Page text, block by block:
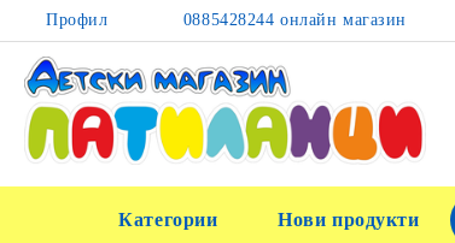
Профил 0885428244 онлайн магазин
Категории Нови продукти